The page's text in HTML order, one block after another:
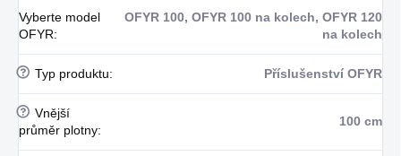
Vyberte model
OFYR:
OFYR 100, OFYR 100 na kolech, OFYR 120
na kolech
? Typ produktu: Příslušenství OFYR
?
Vnější
průměr plotny:
100 cm